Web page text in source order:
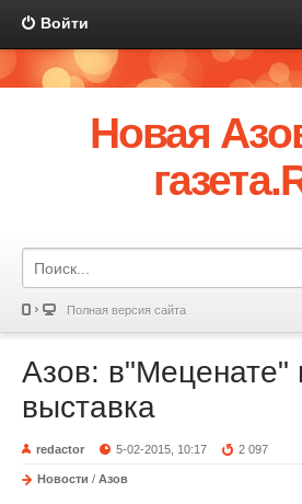
Войти
Новая
Полная версия сайта
Азов: в"Меценате"
выставка
redactor 5-02-2015, 10:17 2 097
Новости / Азов